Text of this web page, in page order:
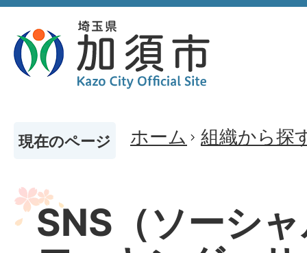
現在のページ ホーム 組織から探
SNS（ソーシ